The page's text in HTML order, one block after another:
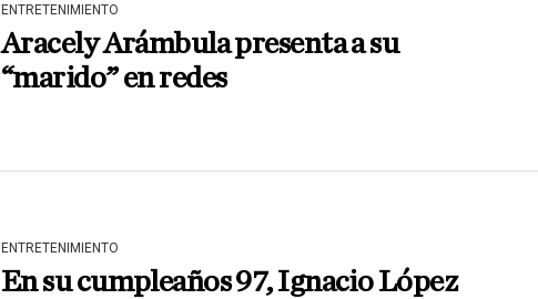
ENTRETENIMIENTO
Aracely Arámbula presenta a su
“marido” en redes
ENTRETENIMIENTO
En su cumpleaños 97, Ignacio López